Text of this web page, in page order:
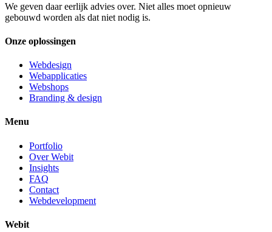
We geven daar eerlijk advies over. Niet alles moet opnieuw
gebouwd worden als dat niet nodig is.
Onze oplossingen
Webdesign
Webapplicaties
Webshops
Branding & design
Menu
Portfolio
Over Webit
Insights
FAQ
Contact
Webdevelopment
Webit